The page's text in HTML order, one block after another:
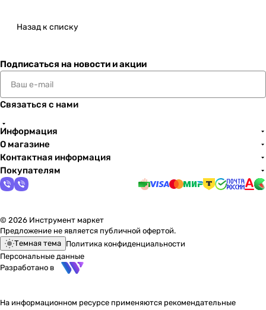
Назад к списку
Подписаться на новости и акции
Связаться с нами
Информация
О магазине
Контактная информация
Покупателям
© 2026 Инструмент маркет
Предложение не является публичной офертой.
Темная тема Политика конфиденциальности
Персональные данные
Разработано в
На информационном ресурсе применяются рекомендательные